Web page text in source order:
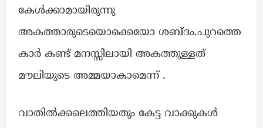
കേൾക്കാമായിരുന്നു
അകത്താരുടെയൊക്കെയോ ശബ്ദം.പുറത്തെ
കാർ കണ്ട് മനസ്സിലായി അകത്തുള്ളത്
മൗലിയുടെ അമ്മയാകാമെന്ന് .
വാതിൽക്കലെത്തിയതും കേട്ട വാക്കുകൾ